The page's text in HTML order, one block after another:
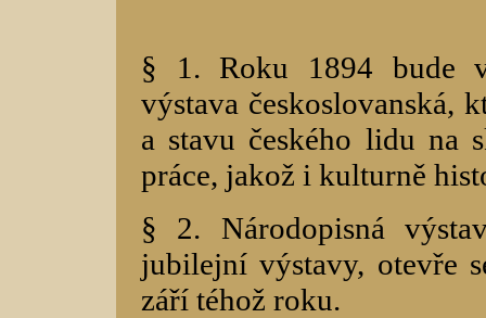
§ 1. Roku 1894 bude v
výstava českoslovanská,
a stavu českého lidu na
práce, jakož i kulturně
§ 2. Národopisná
jubilejní výstavy, otevře
září téhož roku.